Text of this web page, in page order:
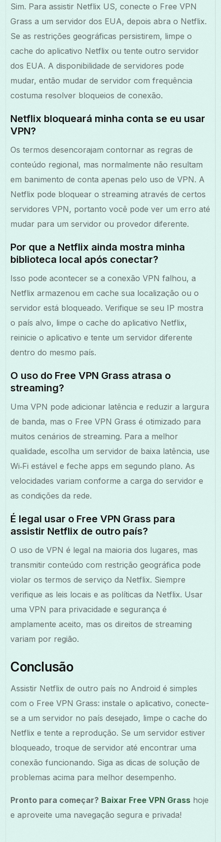
Sim. Para assistir Netflix US, conecte o Free VPN
Grass a um servidor dos EUA, depois abra o Netflix.
Se as restrições geográficas persistirem, limpe o
cache do aplicativo Netflix ou tente outro servidor
dos EUA. A disponibilidade de servidores pode
mudar, então mudar de servidor com frequência
costuma resolver bloqueios de conexão.
Netflix bloqueará minha conta se eu usar
VPN?
Os termos desencorajam contornar as regras de
conteúdo regional, mas normalmente não resultam
em banimento de conta apenas pelo uso de VPN. A
Netflix pode bloquear o streaming através de certos
servidores VPN, portanto você pode ver um erro até
mudar para um servidor ou provedor diferente.
Por que a Netflix ainda mostra minha
biblioteca local após conectar?
Isso pode acontecer se a conexão VPN falhou, a
Netflix armazenou em cache sua localização ou o
servidor está bloqueado. Verifique se seu IP mostra
o país alvo, limpe o cache do aplicativo Netflix,
reinicie o aplicativo e tente um servidor diferente
dentro do mesmo país.
O uso do Free VPN Grass atrasa o
streaming?
Uma VPN pode adicionar latência e reduzir a largura
de banda, mas o Free VPN Grass é otimizado para
muitos cenários de streaming. Para a melhor
qualidade, escolha um servidor de baixa latência, use
Wi‑Fi estável e feche apps em segundo plano. As
velocidades variam conforme a carga do servidor e
as condições da rede.
É legal usar o Free VPN Grass para
assistir Netflix de outro país?
O uso de VPN é legal na maioria dos lugares, mas
transmitir conteúdo com restrição geográfica pode
violar os termos de serviço da Netflix. Siempre
verifique as leis locais e as políticas da Netflix. Usar
uma VPN para privacidade e segurança é
amplamente aceito, mas os direitos de streaming
variam por região.
Conclusão
Assistir Netflix de outro país no Android é simples
com o Free VPN Grass: instale o aplicativo, conecte-
se a um servidor no país desejado, limpe o cache do
Netflix e tente a reprodução. Se um servidor estiver
bloqueado, troque de servidor até encontrar uma
conexão funcionando. Siga as dicas de solução de
problemas acima para melhor desempenho.
Pronto para começar? Baixar Free VPN Grass hoje
e aproveite uma navegação segura e privada!